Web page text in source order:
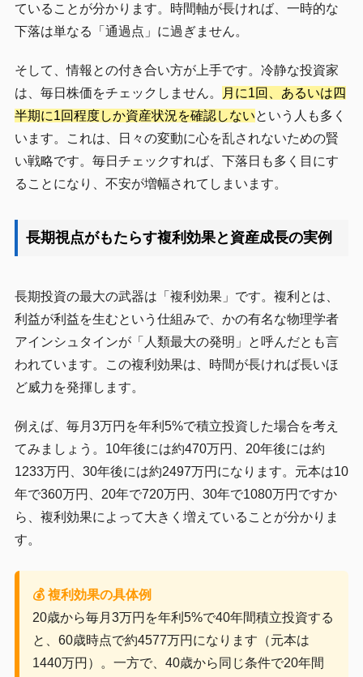
ていることが分かります。時間軸が長ければ、一時的な
下落は単なる「通過点」に過ぎません。
そして、情報との付き合い方が上手です。冷静な投資家
は、毎日株価をチェックしません。
月に1回、あるいは四
半期に1回程度しか資産状況を確認しないという人も多く
います。これは、日々の変動に心を乱されないための賢
い戦略です。毎日チェックすれば、下落日も多く目にす
ることになり、不安が増幅されてしまいます。
長期視点がもたらす複利効果と資産成長の実例
長期投資の最大の武器は「複利効果」です。複利とは、
利益が利益を生むという仕組みで、かの有名な物理学者
アインシュタインが「人類最大の発明」と呼んだとも言
われています。この複利効果は、時間が長ければ長いほ
ど威力を発揮します。
例えば、毎月3万円を年利5%で積立投資した場合を考え
てみましょう。10年後には約470万円、20年後には約
1233万円、30年後には約2497万円になります。元本は10
年で360万円、20年で720万円、30年で1080万円ですか
ら、複利効果によって大きく増えていることが分かりま
す。
💰 複利効果の具体例
20歳から毎月3万円を年利5%で40年間積立投資する
と、60歳時点で約4577万円になります（元本は
1440万円）。一方で、40歳から同じ条件で20年間